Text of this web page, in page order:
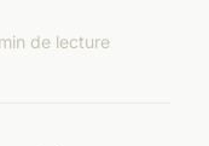
de lecture